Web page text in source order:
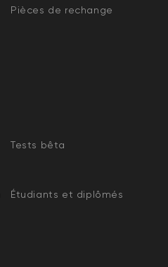
Pièces de rechange
Tests bêta
Étudiants et diplômés